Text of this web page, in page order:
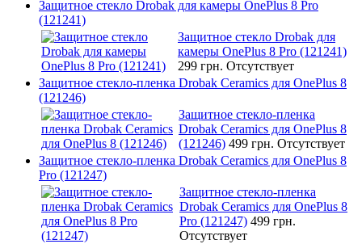
Защитное стекло Drobak для камеры OnePlus 8 Pro
(121241)
Защитное стекло Drobak для
камеры OnePlus 8 Pro (121241)
299 грн. Отсутствует
Защитное стекло-пленка Drobak Ceramics для OnePlus 8
(121246)
Защитное стекло-пленка
Drobak Ceramics для OnePlus 8
(121246) 499 грн. Отсутствует
Защитное стекло-пленка Drobak Ceramics для OnePlus 8
Pro (121247)
Защитное стекло-пленка
Drobak Ceramics для OnePlus 8
Pro (121247) 499 грн.
Отсутствует